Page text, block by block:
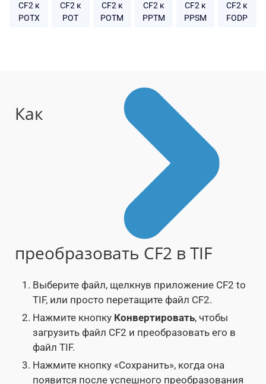
CF2 к
POTX
CF2 к
POT
CF2 к
POTM
CF2 к
PPTM
CF2 к
PPSM
CF2 к
FODP
Как
преобразовать CF2 в TIF
Выберите файл, щелкнув приложение CF2 to
TIF, или просто перетащите файл CF2.
Нажмите кнопку Конвертировать, чтобы
загрузить файл CF2 и преобразовать его в
файл TIF.
Нажмите кнопку «Сохранить», когда она
появится после успешного преобразования